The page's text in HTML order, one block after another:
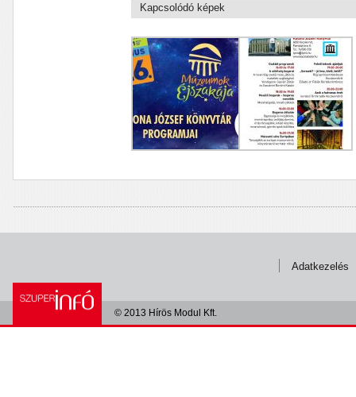
Kapcsolódó képek
Adatkezelés
© 2013 Hírös Modul Kft.